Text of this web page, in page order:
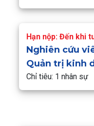
Hạn nộp: Đến khi
Nghiên cứu
Quản trị kinh
Chỉ tiêu: 1 nhân sự